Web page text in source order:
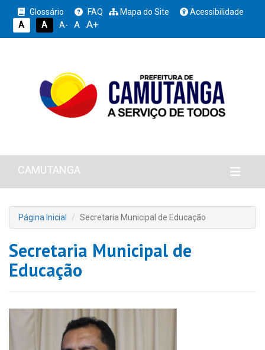
Glossário FAQ Mapa do Site
Acessibilidade
A
A A- A A+
CAMUTANGA
Página Inicial Secretaria Municipal de Educação
Secretaria Municipal de
Educação